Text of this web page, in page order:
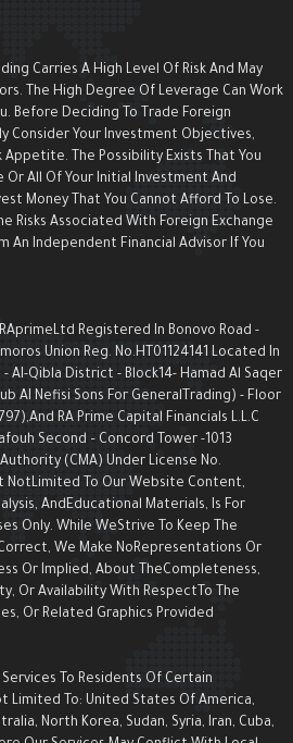
Carries A High Level Of Risk And May
The High Degree Of Leverage Can
Before Deciding To Trade Foreign
Consider Your Investment Objectives,
Appetite. The Possibility Exists That You
Or All Of Your Initial Investment And
Money That You Cannot Afford To Lose.
Risks Associated With Foreign Exchange
An Independent Financial Advisor If You
RAprimeLtd Registered In Bonovo Road -
Union Reg. No.HT01124141 Located In
- AI-Qibla District - Block14- Hamad Al
AI Nefisi Sons For GeneralTrading) -
RA Prime Capital Financials L.L.C
Safouh Second – Concord Tower -1013
Authority (CMA) Under License No.
NotLimited To Our Website Content,
AndEducational Materials, Is For
Only. While WeStrive To Keep The
Correct, We Make NoRepresentations Or
Or Implied, About TheCompleteness,
Or Availability With RespectTo The
Or Related Graphics Provided
Services To Residents Of Certain
Limited To: United States Of America,
North Korea, Sudan, Syria, Iran, Cuba,